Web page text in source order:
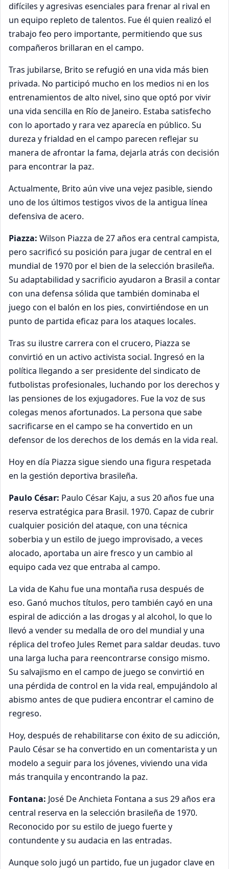
difíciles y agresivas esenciales para frenar al rival en
un equipo repleto de talentos. Fue él quien realizó el
trabajo feo pero importante, permitiendo que sus
compañeros brillaran en el campo.
Tras jubilarse, Brito se refugió en una vida más bien
privada. No participó mucho en los medios ni en los
entrenamientos de alto nivel, sino que optó por vivir
una vida sencilla en Río de Janeiro. Estaba satisfecho
con lo aportado y rara vez aparecía en público. Su
dureza y frialdad en el campo parecen reflejar su
manera de afrontar la fama, dejarla atrás con decisión
para encontrar la paz.
Actualmente, Brito aún vive una vejez pasible, siendo
uno de los últimos testigos vivos de la antigua línea
defensiva de acero.
Piazza: Wilson Piazza de 27 años era central campista,
pero sacrificó su posición para jugar de central en el
mundial de 1970 por el bien de la selección brasileña.
Su adaptabilidad y sacrificio ayudaron a Brasil a contar
con una defensa sólida que también dominaba el
juego con el balón en los pies, convirtiéndose en un
punto de partida eficaz para los ataques locales.
Tras su ilustre carrera con el crucero, Piazza se
convirtió en un activo activista social. Ingresó en la
política llegando a ser presidente del sindicato de
futbolistas profesionales, luchando por los derechos y
las pensiones de los exjugadores. Fue la voz de sus
colegas menos afortunados. La persona que sabe
sacrificarse en el campo se ha convertido en un
defensor de los derechos de los demás en la vida real.
Hoy en día Piazza sigue siendo una figura respetada
en la gestión deportiva brasileña.
Paulo César: Paulo César Kaju, a sus 20 años fue una
reserva estratégica para Brasil. 1970. Capaz de cubrir
cualquier posición del ataque, con una técnica
soberbia y un estilo de juego improvisado, a veces
alocado, aportaba un aire fresco y un cambio al
equipo cada vez que entraba al campo.
La vida de Kahu fue una montaña rusa después de
eso. Ganó muchos títulos, pero también cayó en una
espiral de adicción a las drogas y al alcohol, lo que lo
llevó a vender su medalla de oro del mundial y una
réplica del trofeo Jules Remet para saldar deudas. tuvo
una larga lucha para reencontrarse consigo mismo.
Su salvajismo en el campo de juego se convirtió en
una pérdida de control en la vida real, empujándolo al
abismo antes de que pudiera encontrar el camino de
regreso.
Hoy, después de rehabilitarse con éxito de su adicción,
Paulo César se ha convertido en un comentarista y un
modelo a seguir para los jóvenes, viviendo una vida
más tranquila y encontrando la paz.
Fontana: José De Anchieta Fontana a sus 29 años era
central reserva en la selección brasileña de 1970.
Reconocido por su estilo de juego fuerte y
contundente y su audacia en las entradas.
Aunque solo jugó un partido, fue un jugador clave en